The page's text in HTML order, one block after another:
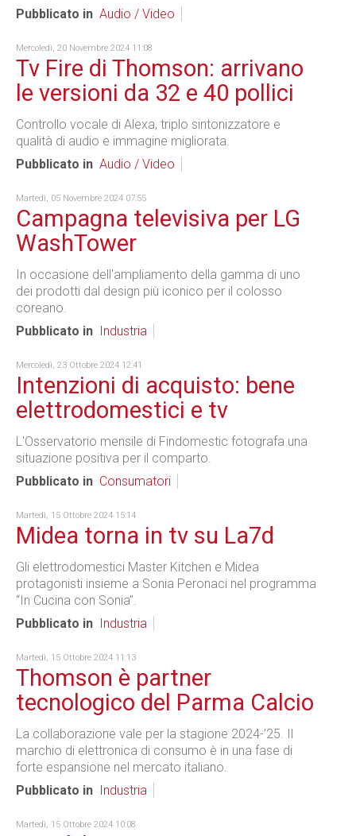
Pubblicato in Audio / Video
Mercoledì, 20 Novembre 2024 11:08
Tv Fire di Thomson: arrivano
le versioni da 32 e 40 pollici
Controllo vocale di Alexa, triplo sintonizzatore e
qualità di audio e immagine migliorata.
Pubblicato in Audio / Video
Martedì, 05 Novembre 2024 07:55
Campagna televisiva per LG
WashTower
In occasione dell'ampliamento della gamma di uno
dei prodotti dal design più iconico per il colosso
coreano.
Pubblicato in
Industria
Mercoledì, 23 Ottobre 2024 12:41
Intenzioni di acquisto: bene
elettrodomestici e tv
L'Osservatorio mensile di Findomestic fotografa una
situazione positiva per il comparto.
Pubblicato in Consumatori
Martedì, 15 Ottobre 2024 15:14
Midea torna in tv su La7d
Gli elettrodomestici Master Kitchen e Midea
protagonisti insieme a Sonia Peronaci nel programma
“In Cucina con Sonia”.
Pubblicato in
Industria
Martedì, 15 Ottobre 2024 11:13
Thomson è partner
tecnologico del Parma Calcio
La collaborazione vale per la stagione 2024-’25. Il
marchio di elettronica di consumo è in una fase di
forte espansione nel mercato italiano.
Pubblicato in
Industria
Martedì, 15 Ottobre 2024 10:08